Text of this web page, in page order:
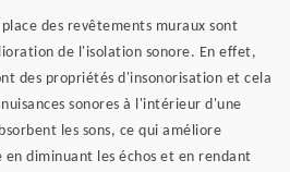
des revêtements muraux sont
de l'isolation sonore. En effet,
des propriétés d'insonorisation et cela
sonores à l'intérieur d'une
les sons, ce qui améliore
en diminuant les échos et en rendant